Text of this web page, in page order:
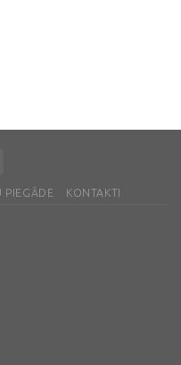
PIEGĀDE KONTAKTI